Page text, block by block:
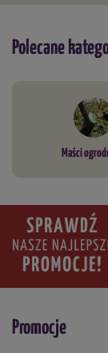
Polecane
Maści
Promocje